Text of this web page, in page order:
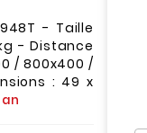
- Taille
- Distance
/ 800x400 /
: 49 x